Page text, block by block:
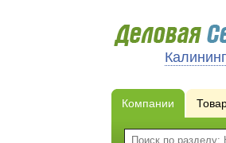
Компании